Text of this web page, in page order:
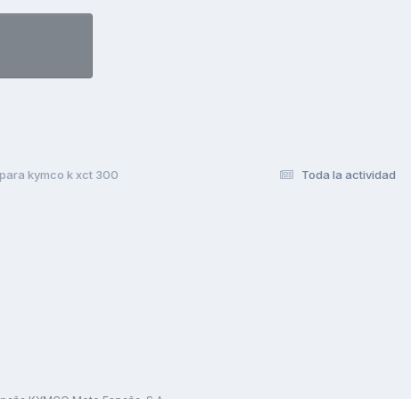
Toda la actividad
kymco k xct 300